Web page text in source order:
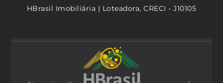
HBrasil Imobiliária | Loteadora, CRECI - J10105